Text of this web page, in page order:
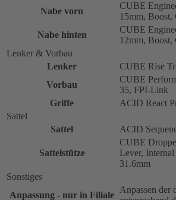
Nabe vorn
CUBE
15mm, Boost,
Nabe hinten
CUBE
12mm, Boost,
Lenker & Vorbau
Lenker
CUBE Rise
Vorbau
CUBE
35, FPI-Link
Griffe
ACID React
Sattel
Sattel
ACID
Sattelstütze
CUBE
Lever,
31.6mm
Sonstiges
Anpassung - nur in Filiale
Anpassen der